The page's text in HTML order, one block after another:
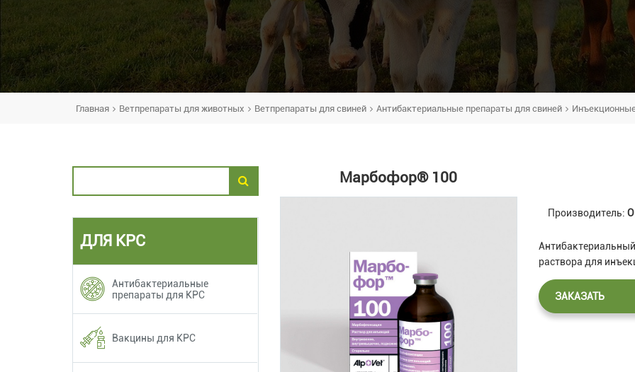
Главная Ветпрепараты для животных Ветпрепараты для свиней Антибактериальные препараты для свиней
Марбофор® 100
Производитель:
раствора для
ЗАКАЗАТЬ
ДЛЯ КРС
Антибактериальные
препараты для КРС
Вакцины для КРС